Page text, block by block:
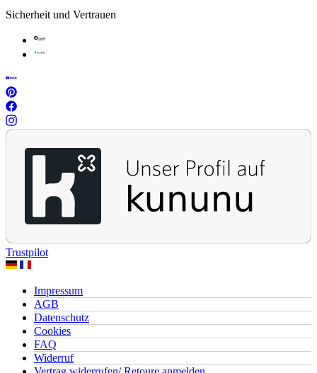
Sicherheit und Vertrauen
Trustpilot
Impressum
AGB
Datenschutz
Cookies
FAQ
Widerruf